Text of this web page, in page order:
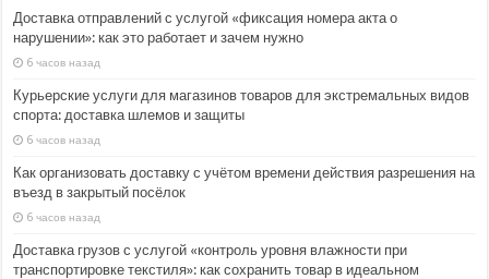
Доставка отправлений с услугой «фиксация номера акта о
нарушении»: как это работает и зачем нужно
6 часов назад
Курьерские услуги для магазинов товаров для экстремальных видов
спорта: доставка шлемов и защиты
6 часов назад
Как организовать доставку с учётом времени действия разрешения на
въезд в закрытый посёлок
6 часов назад
Доставка грузов с услугой «контроль уровня влажности при
транспортировке текстиля»: как сохранить товар в идеальном